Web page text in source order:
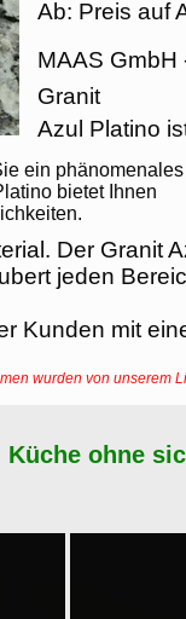
ein phänomenales
bietet Ihnen
Ab: Preis auf
MAAS GmbH
Granit
Azul Platino
Der Granit
jeden
Kunden mit
wurden von unserem
ohne